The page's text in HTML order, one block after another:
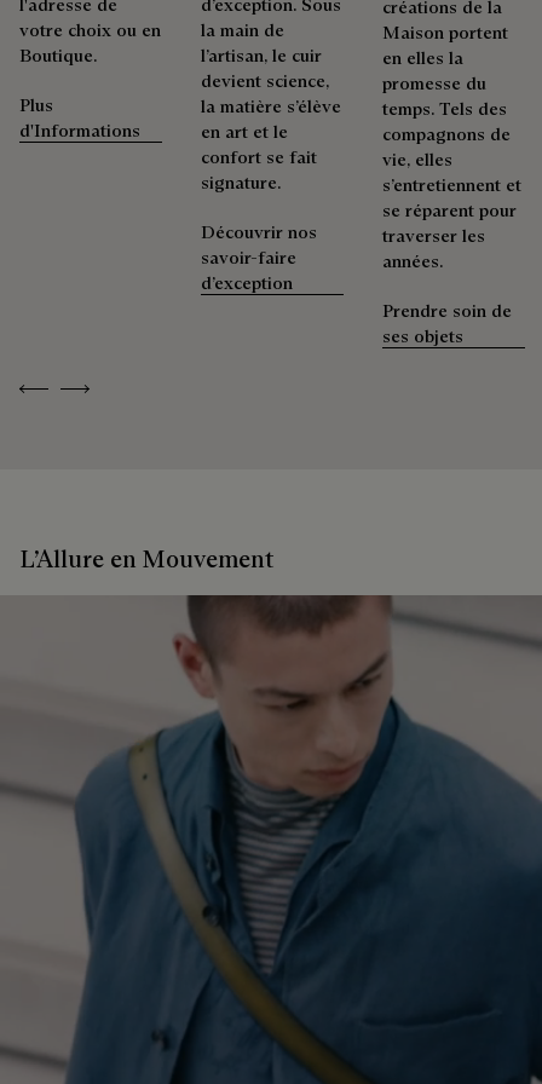
Découvrez nos engagements
Previous
Next
votre choix ou en
Boutique.
Plus
d'Informations
la main de
l’artisan, le cuir
devient science,
la matière s’élève
en art et le
confort se fait
signature.
Découvrir nos
savoir-faire
d’exception
créations de la
Maison portent
en elles la
promesse du
temps. Tels des
compagnons de
vie, elles
s’entretiennent et
se réparent pour
traverser les
années.
Prendre soin de
ses objets
L’Allure en Mouvement